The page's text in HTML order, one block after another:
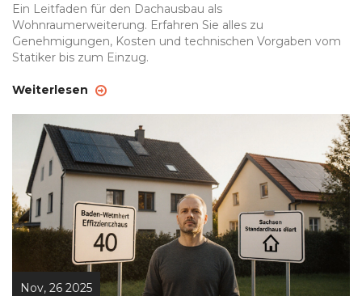
Ein Leitfaden für den Dachausbau als
Wohnraumerweiterung. Erfahren Sie alles zu
Genehmigungen, Kosten und technischen Vorgaben vom
Statiker bis zum Einzug.
Weiterlesen
Nov, 26 2025